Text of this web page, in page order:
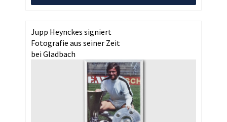
Jupp Heynckes signiert
Fotografie aus seiner Zeit
bei Gladbach